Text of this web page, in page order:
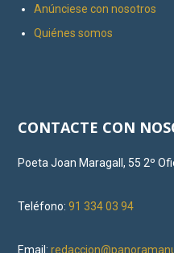
Anúnciese con nosotros
Quiénes somos
CONTACTE CON
Poeta Joan Maragall, 55 2º
Teléfono:91 334 03 94
Email: